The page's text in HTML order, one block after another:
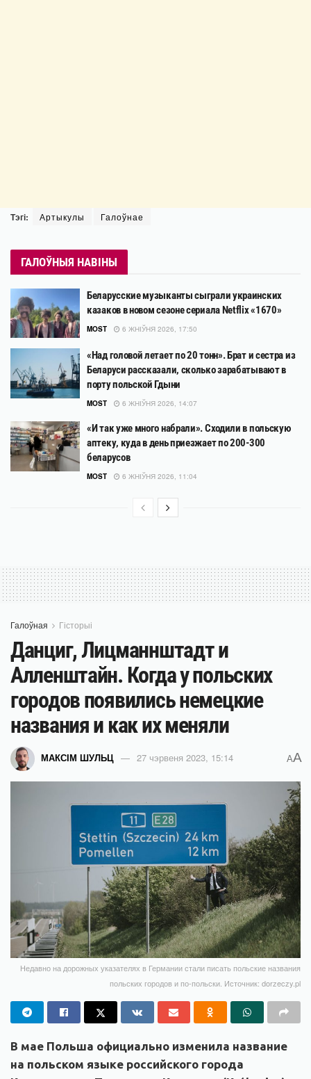
Тэгі: Артыкулы Галоўнае
ГАЛОЎНЫЯ НАВІНЫ
Беларусские музыканты сыграли украинских
казаков в новом сезоне сериала Netflix «1670»
MOST 6 ЖНІЎНЯ 2026, 17:50
«Над головой летает по 20 тонн». Брат и сестра из
Беларуси рассказали, сколько зарабатывают в
порту польской Гдыни
MOST 6 ЖНІЎНЯ 2026, 14:07
«И так уже много набрали». Сходили в польскую
аптеку, куда в день приезжает по 200-300
беларусов
MOST 6 ЖНІЎНЯ 2026, 11:04
Галоўная Гісторыі
Данциг, Лицманнштадт и
Алленштайн. Когда у польских
городов появились немецкие
названия и как их меняли
МАКСІМ ШУЛЬЦ 27 чэрвеня 2023, 15:14 AA
Недавно на дорожных указателях в Германии стали писать польские названия
польских городов и по-польски. Источник: dorzeczy.pl
В мае Польша официально изменила название
на польском языке российского города